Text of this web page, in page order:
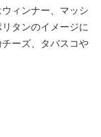
ィンナー、マッシ
タンのイメージに
ーズ、タバスコや